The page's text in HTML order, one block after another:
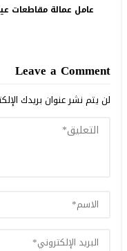
عامل عمالة مقاطعات
Leave a Comment
لن يتم نشر عنوان بريدك